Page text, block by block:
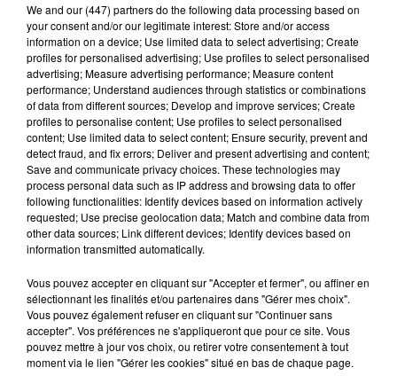
Quatre blessés dont un grave dans un
accident sur l'A10
Le choc a eu lieu dans la matinée, vendredi 7 août à
hauteur de Sainville en direction d'Orléans.
LE GRAND FORMAT
We and our (447) partnersdo the following data processing based on
your consent and/or our legitimate interest: Store and/or access
information on a device; Use limited data to select advertising; Create
profiles for personalised advertising; Use profiles to select personalised
advertising; Measure advertising performance; Measure content
performance; Understand audiences through statistics or combinations
of data from different sources; Develop and improve services; Create
profiles to personalise content; Use profiles to select personalised
content; Use limited data to select content; Ensure security, prevent and
detect fraud, and fix errors; Deliver and present advertising and content;
Save and communicate privacy choices. These technologies may
process personal data such as IP address and browsing data to offer
following functionalities: Identify devices based on information actively
requested; Use precise geolocation data; Match and combine data from
other data sources; Link different devices; Identify devices based on
information transmitted automatically.
Vous pouvez accepter en cliquant sur "Accepter et fermer", ou affiner en
sélectionnant les finalités et/ou partenaires dans "Gérer mes choix".
Vous pouvez également refuser en cliquant sur "Continuer sans
accepter". Vos préférences ne s'appliqueront que pour ce site. Vous
pouvez mettre à jour vos choix, ou retirer votre consentement à tout
moment via le lien "Gérer les cookies" situé en bas de chaque page.